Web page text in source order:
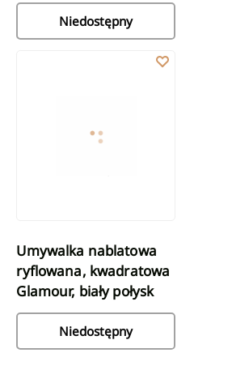
Niedostępny
Umywalka nablatowa ryflowana,
Umywalka nablatowa
ryflowana, kwadratowa
Glamour, biały połysk
Niedostępny